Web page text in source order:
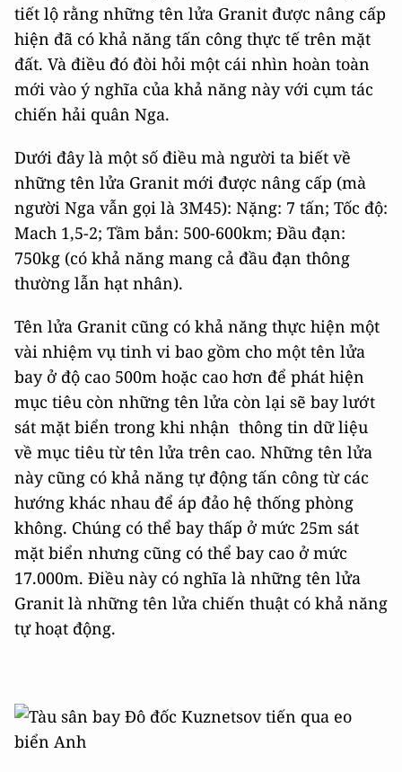
tiết lộ rằng những tên lửa Granit được nâng cấp
hiện đã có khả năng tấn công thực tế trên mặt
đất. Và điều đó đòi hỏi một cái nhìn hoàn toàn
mới vào ý nghĩa của khả năng này với cụm tác
chiến hải quân Nga.
Dưới đây là một số điều mà người ta biết về
những tên lửa Granit mới được nâng cấp (mà
người Nga vẫn gọi là 3M45): Nặng: 7 tấn; Tốc độ:
Mach 1,5-2; Tầm bắn: 500-600km; Đầu đạn:
750kg (có khả năng mang cả đầu đạn thông
thường lẫn hạt nhân).
Tên lửa Granit cũng có khả năng thực hiện một
vài nhiệm vụ tinh vi bao gồm cho một tên lửa
bay ở độ cao 500m hoặc cao hơn để phát hiện
mục tiêu còn những tên lửa còn lại sẽ bay lướt
sát mặt biển trong khi nhận thông tin dữ liệu
về mục tiêu từ tên lửa trên cao. Những tên lửa
này cũng có khả năng tự động tấn công từ các
hướng khác nhau để áp đảo hệ thống phòng
không. Chúng có thể bay thấp ở mức 25m sát
mặt biển nhưng cũng có thể bay cao ở mức
17.000m. Điều này có nghĩa là những tên lửa
Granit là những tên lửa chiến thuật có khả năng
tự hoạt động.